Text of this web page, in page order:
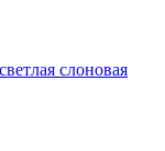
слоновая